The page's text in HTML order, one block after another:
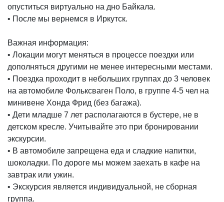
опуститься виртуально на дно Байкала.
• После мы вернемся в Иркутск.
Важная информация:
• Локации могут меняться в процессе поездки или
дополняться другими не менее интересными местами.
• Поездка проходит в небольших группах до 3 человек
на автомобиле Фольксваген Поло, в группе 4-5 чел на
минивене Хонда Фрид (без багажа).
• Дети младше 7 лет располагаются в бустере, не в
детском кресле. Учитывайте это при бронировании
экскурсии.
• В автомобиле запрещена еда и сладкие напитки,
шоколадки. По дороге мы можем заехать в кафе на
завтрак или ужин.
• Экскурсия является индивидуальной, не сборная
группа.